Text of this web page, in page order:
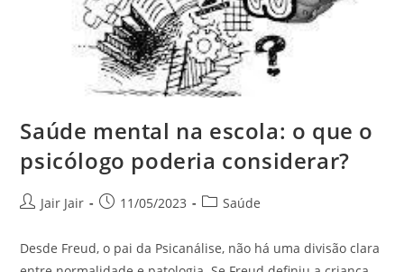
Saúde mental na escola: o que o
psicólogo poderia considerar?
Jair Jair 11/05/2023 Saúde
Desde Freud, o pai da Psicanálise, não há uma divisão clara